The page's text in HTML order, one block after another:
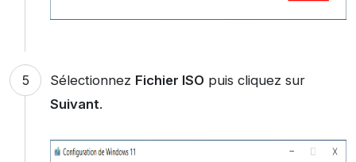
Sélectionnez Fichier ISO puis cliquez sur
Suivant.